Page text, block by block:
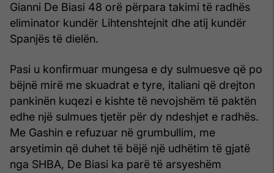
Gianni De Biasi 48 orë përpara takimi të radhës
eliminator kundër Lihtenshtejnit dhe atij kundër
Spanjës të dielën.
Pasi u konfirmuar mungesa e dy sulmuesve që po
bëjnë mirë me skuadrat e tyre, italiani që drejton
pankinën kuqezi e kishte të nevojshëm të paktën
edhe një sulmues tjetër për dy ndeshjet e radhës.
Me Gashin e refuzuar në grumbullim, me
arsyetimin që duhet të bëjë një udhëtim të gjatë
nga SHBA, De Biasi ka parë të arsyeshëm